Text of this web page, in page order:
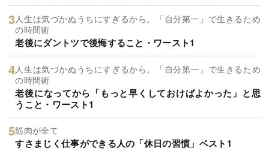
人生は気づかぬうちにすぎるから。「自分第一」で生きるため
の時間術
老後にダントツで後悔すること・ワースト1
人生は気づかぬうちにすぎるから。「自分第一」で生きるため
の時間術
老後になってから「もっと早くしておけばよかった」と思
うこと・ワースト1
筋肉が全て
すさまじく仕事ができる人の「休日の習慣」ベスト1